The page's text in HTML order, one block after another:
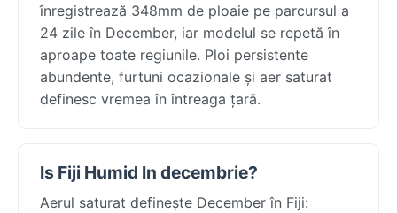
înregistrează 348mm de ploaie pe parcursul a
24 zile în December, iar modelul se repetă în
aproape toate regiunile. Ploi persistente
abundente, furtuni ocazionale și aer saturat
definesc vremea în întreaga țară.
Is Fiji Humid In decembrie?
Aerul saturat definește December în Fiji: